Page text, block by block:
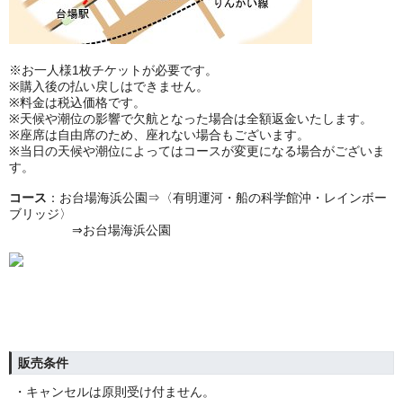
※お一人様1枚チケットが必要です。
※購入後の払い戻しはできません。
※料金は税込価格です。
※天候や潮位の影響で欠航となった場合は全額返金いたします。
※座席は自由席のため、座れない場合もございます。
※当日の天候や潮位によってはコースが変更になる場合がございま
す。
コース ：お台場海浜公園⇒〈有明運河・船の科学館沖・レインボー
ブリッジ〉
⇒お台場海浜公園
販売条件
・キャンセルは原則受け付ません。